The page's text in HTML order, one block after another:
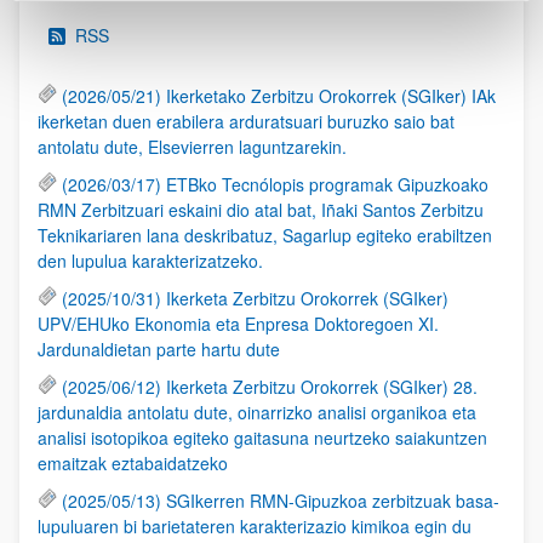
RSS
(2026/05/21) Ikerketako Zerbitzu Orokorrek (SGIker) IAk
ikerketan duen erabilera arduratsuari buruzko saio bat
antolatu dute, Elsevierren laguntzarekin.
(2026/03/17) ETBko Tecnólopis programak Gipuzkoako
RMN Zerbitzuari eskaini dio atal bat, Iñaki Santos Zerbitzu
Teknikariaren lana deskribatuz, Sagarlup egiteko erabiltzen
den lupulua karakterizatzeko.
(2025/10/31) Ikerketa Zerbitzu Orokorrek (SGIker)
UPV/EHUko Ekonomia eta Enpresa Doktoregoen XI.
Jardunaldietan parte hartu dute
(2025/06/12) Ikerketa Zerbitzu Orokorrek (SGIker) 28.
jardunaldia antolatu dute, oinarrizko analisi organikoa eta
analisi isotopikoa egiteko gaitasuna neurtzeko saiakuntzen
emaitzak eztabaidatzeko
(2025/05/13) SGIkerren RMN-Gipuzkoa zerbitzuak basa-
lupuluaren bi barietateren karakterizazio kimikoa egin du